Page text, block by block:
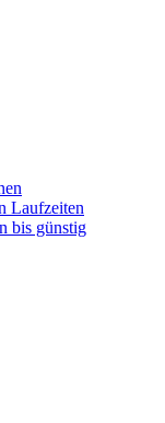
Laufzeiten
bis günstig